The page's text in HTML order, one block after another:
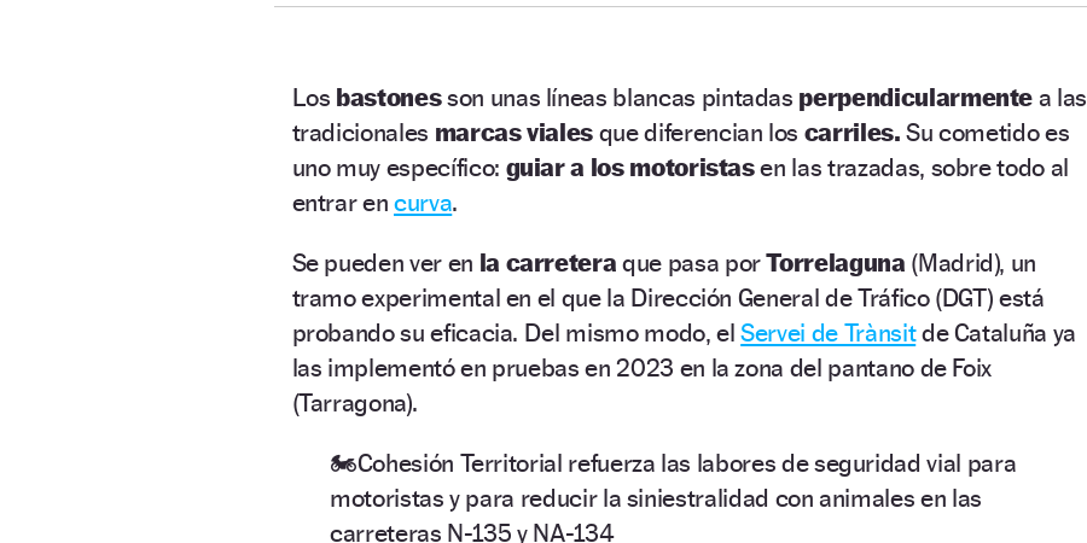
Los bastonesson unas líneas blancas pintadas perpendicularmente a las
tradicionales marcas viales que diferencian los carriles. Su cometido es
uno muy específico: guiar a los motoristasen las trazadas, sobre todo al
entrar encurva.
Se pueden ver en la carreteraque pasa porTorrelaguna (Madrid), un
tramo experimental en el que la Dirección General de Tráfico (DGT) está
probando su eficacia. Del mismo modo, elServei de Trànsitde Cataluña ya
las implementó en pruebas en 2023 en la zona del pantano de Foix
(Tarragona).
🏍️Cohesión Territorial refuerza las labores de seguridad vial para
motoristas y para reducir la siniestralidad con animales en las
carreteras N-135 y NA-134